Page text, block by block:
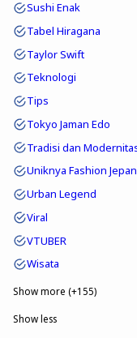
Sushi Enak
Tabel Hiragana
Taylor Swift
Teknologi
Tips
Tokyo Jaman Edo
Tradisi dan
Uniknya Fashion
Urban Legend
Viral
VTUBER
Wisata
Show more (+155)
Show less